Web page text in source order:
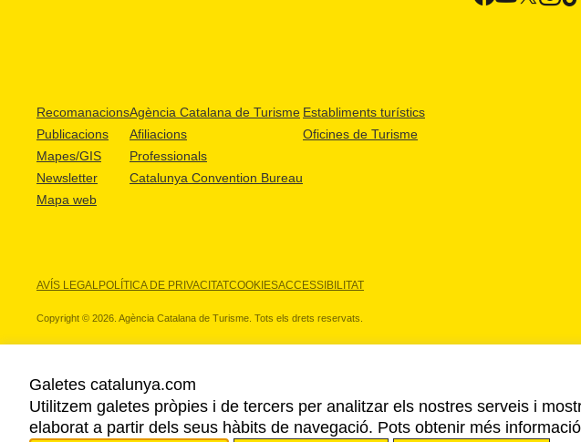
Recomanacions
Publicacions
Mapes/GIS
Newsletter
Mapa web
Agència Catalana de Turisme
Afiliacions
Professionals
Catalunya Convention Bureau
Establiments turístics
Oficines de Turisme
AVÍS LEGALPOLÍTICA DE PRIVACITATCOOKIESACCESSIBILITAT
Copyright © 2026. Agència Catalana de Turisme. Tots els drets reservats.
ELS NOSTRES PARTNERS
Galetes catalunya.com
Utilitzem galetes pròpies i de tercers per analitzar els nostres serveis i
elaborat a partir dels seus hàbits de navegació. Pots obtenir més